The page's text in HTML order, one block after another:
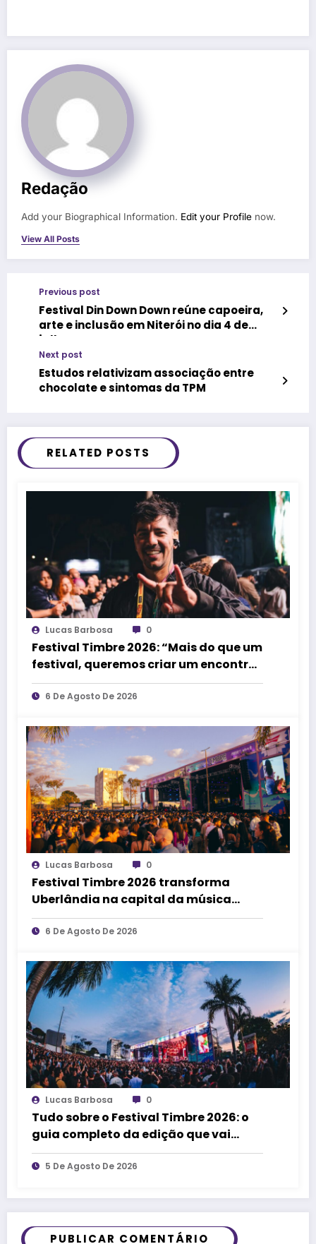
Redação
Add your Biographical Information. Edit your Profile now.
View All Posts
Previous post
Festival Din Down Down reúne capoeira,
arte e inclusão em Niterói no dia 4 de
julho
Next post
Estudos relativizam associação entre
chocolate e sintomas da TPM
RELATED POSTS
Lucas Barbosa 0
Festival Timbre 2026: “Mais do que um
festival, queremos criar um encontro
que transforme pessoas e a cidade”,
afirma Lucas Cordeiro
6 De Agosto De 2026
Lucas Barbosa 0
Festival Timbre 2026 transforma
Uberlândia na capital da música
durante dois dias de cultura,
encontros e experiências
6 De Agosto De 2026
Lucas Barbosa 0
Tudo sobre o Festival Timbre 2026: o
guia completo da edição que vai
transformar Uberlândia na cidade da
música
5 De Agosto De 2026
PUBLICAR COMENTÁRIO